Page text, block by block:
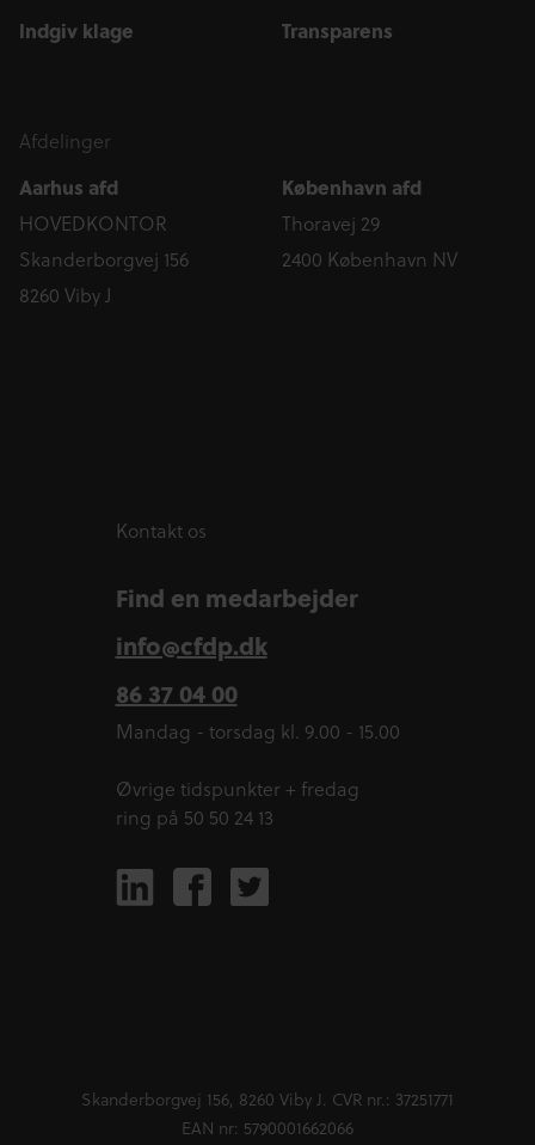
Indgiv klage
Transparens
Afdelinger
Aarhus afd
HOVEDKONTOR
Skanderborgvej 156
8260 Viby J
København afd
Thoravej 29
2400 København NV
Kontakt os
Find en medarbejder
info@cfdp.dk
86 37 04 00
Mandag - torsdag kl. 9.00 - 15.00
Øvrige tidspunkter + fredag
ring på 50 50 24 13
Skanderborgvej 156, 8260 Viby J. CVR nr.: 37251771
EAN nr: 5790001662066